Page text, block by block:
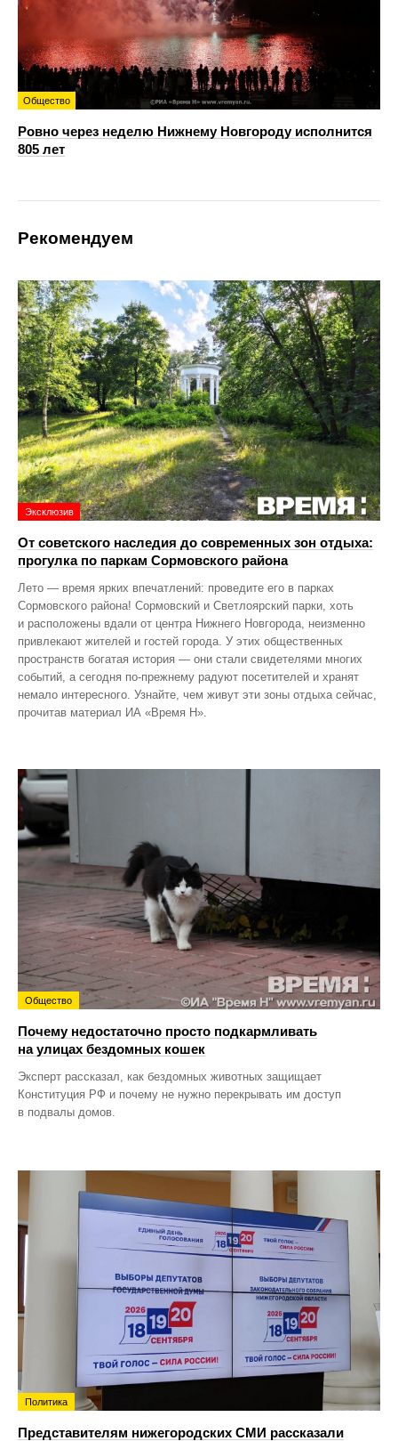
Общество
Ровно через неделю Нижнему Новгороду исполнится
805 лет
Рекомендуем
Эксклюзив
От советского наследия до современных зон отдыха:
прогулка по паркам Сормовского района
Лето — время ярких впечатлений: проведите его в парках
Сормовского района! Сормовский и Светлоярский парки, хоть
и расположены вдали от центра Нижнего Новгорода, неизменно
привлекают жителей и гостей города. У этих общественных
пространств богатая история — они стали свидетелями многих
событий, а сегодня по‑прежнему радуют посетителей и хранят
немало интересного. Узнайте, чем живут эти зоны отдыха сейчас,
прочитав материал ИА «Время Н».
Общество
Почему недостаточно просто подкармливать
на улицах бездомных кошек
Эксперт рассказал, как бездомных животных защищает
Конституция РФ и почему не нужно перекрывать им доступ
в подвалы домов.
Политика
Представителям нижегородских СМИ рассказали